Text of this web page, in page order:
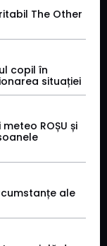
The Other
copil în
situației
ROȘU și
ale